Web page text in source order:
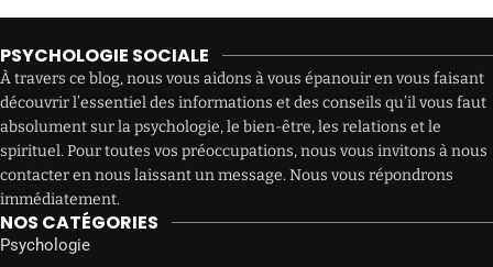
PSYCHOLOGIE SOCIALE
À travers ce blog, nous vous aidons à vous épanouir en vous faisant
découvrir l’essentiel des informations et des conseils qu’il vous faut
absolument sur la psychologie, le bien-être, les relations et le
spirituel. Pour toutes vos préoccupations, nous vous invitons à nous
contacter en nous laissant un message. Nous vous répondrons
immédiatement.
NOS CATÉGORIES
Psychologie